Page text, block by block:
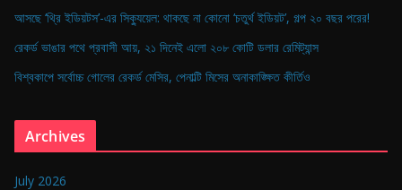
a
l
B
n
g
আসছে ‘থ্রি ইডিয়টস’-এর সিক্যুয়েল: থাকছে না কোনো ‘চতুর্থ ইডিয়ট’, গল্প ২০ বছর পরের!
রেকর্ড ভাঙার পথে প্রবাসী আয়, ২১ দিনেই এলো ২০৮ কোটি ডলার রেমিট্যান্স
বিশ্বকাপে সর্বোচ্চ গোলের রেকর্ড মেসির, পেনাল্টি মিসের অনাকাঙ্ক্ষিত কীর্তিও
Archives
July 2026